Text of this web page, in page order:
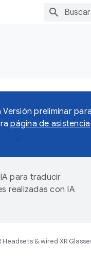
preliminar
página de asistencia
para traducir
realizadas con IA
Headsets & wired XR